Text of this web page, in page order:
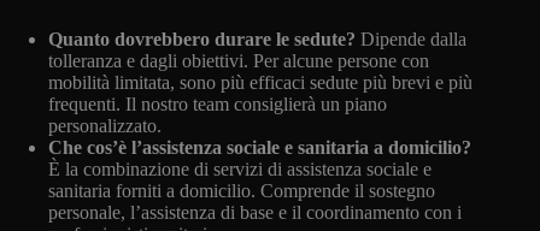
Quanto dovrebbero durare le sedute? Dipende dalla
tolleranza e dagli obiettivi. Per alcune persone con
mobilità limitata, sono più efficaci sedute più brevi e più
frequenti. Il nostro team consiglierà un piano
personalizzato.
Che cos’è l’assistenza sociale e sanitaria a domicilio?
È la combinazione di servizi di assistenza sociale e
sanitaria forniti a domicilio. Comprende il sostegno
personale, l’assistenza di base e il coordinamento con i